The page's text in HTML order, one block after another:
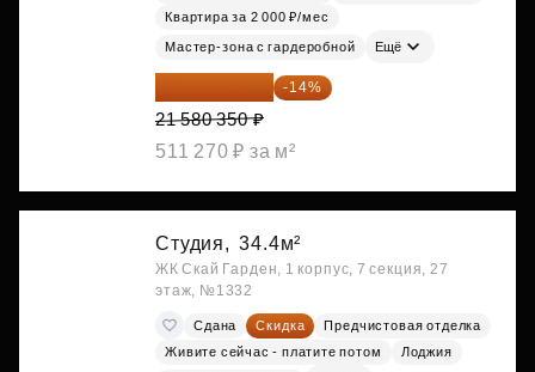
Квартира за 2 000 ₽/мес
Мастер-зона с гардеробной Ещё
18 559 101 ₽ -14%
21 580 350 ₽
511 270 ₽ за м²
Студия, 34.4м²
ЖК Скай Гарден, 1 корпус, 7 секция, 27
этаж, №1332
Сдана Скидка
Предчистовая отделка
Живите сейчас - платите потом
Лоджия